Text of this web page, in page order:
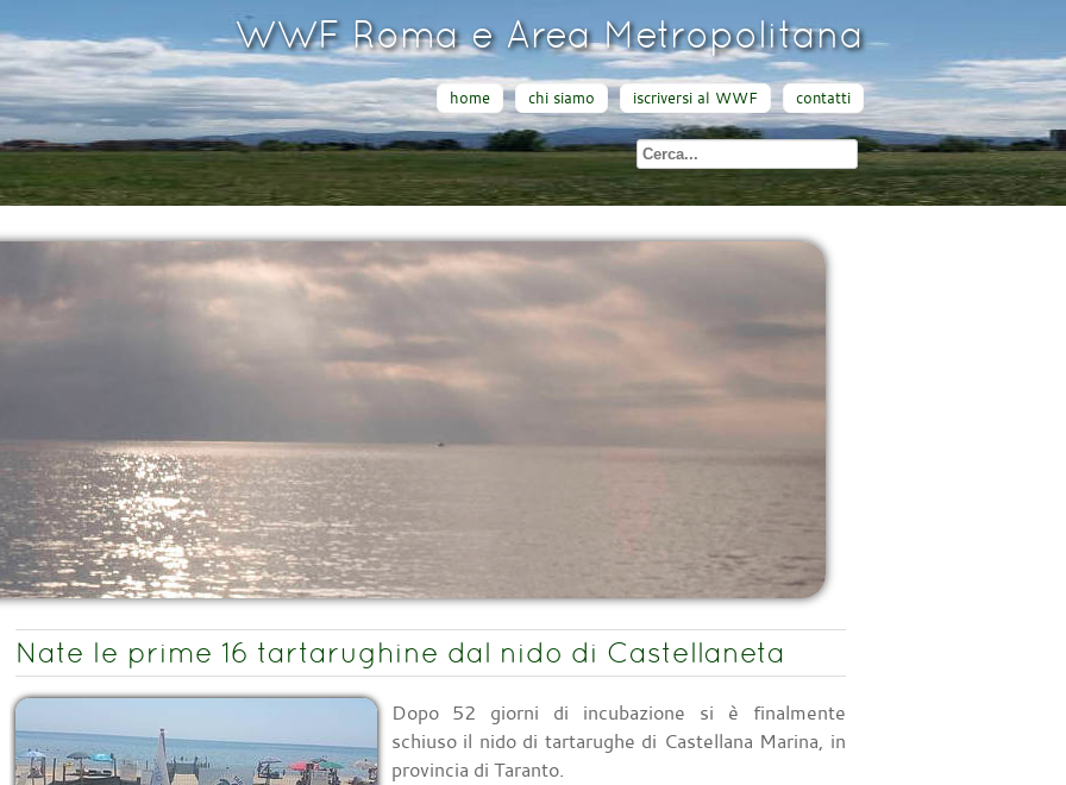
WWF Roma e Area Metropolitana
home chi siamo iscriversi al WWF contatti
Nate le prime 16 tartarughine dal nido di Castellaneta
Dopo 52 giorni di incubazione si è finalmente
schiuso il nido di tartarughe di Castellana Marina, in
provincia di Taranto.